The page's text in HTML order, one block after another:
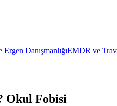
DanışmanlığıEMDR ve
Okul Fobisi